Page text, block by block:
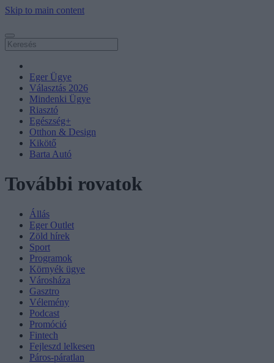
Skip to main content
Eger Ügye
Választás 2026
Mindenki Ügye
Riasztó
Egészség+
Otthon & Design
Kikötő
Barta Autó
További rovatok
Állás
Eger Outlet
Zöld hírek
Sport
Programok
Környék ügye
Városháza
Gasztro
Vélemény
Podcast
Promóció
Fintech
Fejleszd lelkesen
Páros-páratlan